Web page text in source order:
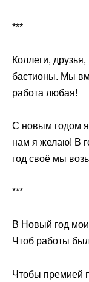
***
Коллеги,
бастионы. Мы
работа любая!
С новым годом я
нам я желаю! В
год своё мы
***
В Новый год
Чтоб работы
Чтобы премией